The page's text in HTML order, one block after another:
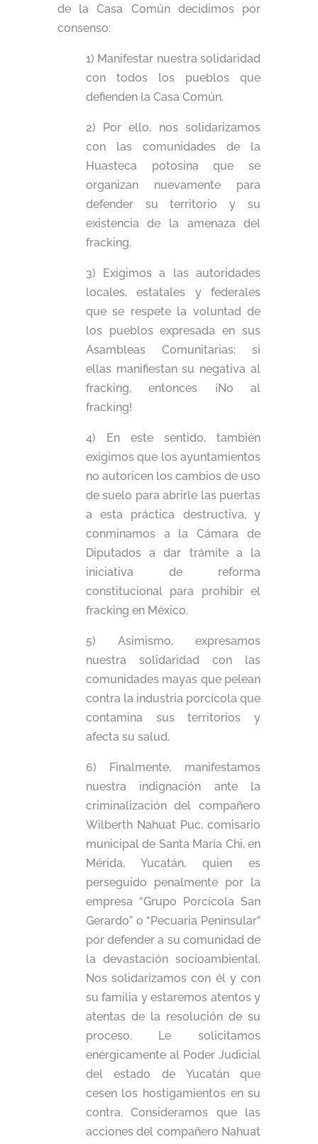
de la Casa Común decidimos por
consenso:
1) Manifestar nuestra solidaridad
con todos los pueblos que
defienden la Casa Común.
2) Por ello, nos solidarizamos
con las comunidades de la
Huasteca potosina que se
organizan nuevamente para
defender su territorio y su
existencia de la amenaza del
fracking.
3) Exigimos a las autoridades
locales, estatales y federales
que se respete la voluntad de
los pueblos expresada en sus
Asambleas Comunitarias: si
ellas manifiestan su negativa al
fracking, entonces ¡No al
fracking!
4) En este sentido, también
exigimos que los ayuntamientos
no autoricen los cambios de uso
de suelo para abrirle las puertas
a esta práctica destructiva, y
conminamos a la Cámara de
Diputados a dar trámite a la
iniciativa de reforma
constitucional para prohibir el
fracking en México.
5) Asimismo, expresamos
nuestra solidaridad con las
comunidades mayas que pelean
contra la industria porcícola que
contamina sus territorios y
afecta su salud.
6) Finalmente, manifestamos
nuestra indignación ante la
criminalización del compañero
Wilberth Nahuat Puc, comisario
municipal de Santa María Chi, en
Mérida, Yucatán, quien es
perseguido penalmente por la
empresa “Grupo Porcícola San
Gerardo” o “Pecuaria Peninsular”
por defender a su comunidad de
la devastación socioambiental.
Nos solidarizamos con él y con
su familia y estaremos atentos y
atentas de la resolución de su
proceso. Le solicitamos
enérgicamente al Poder Judicial
del estado de Yucatán que
cesen los hostigamientos en su
contra. Consideramos que las
acciones del compañero Nahuat